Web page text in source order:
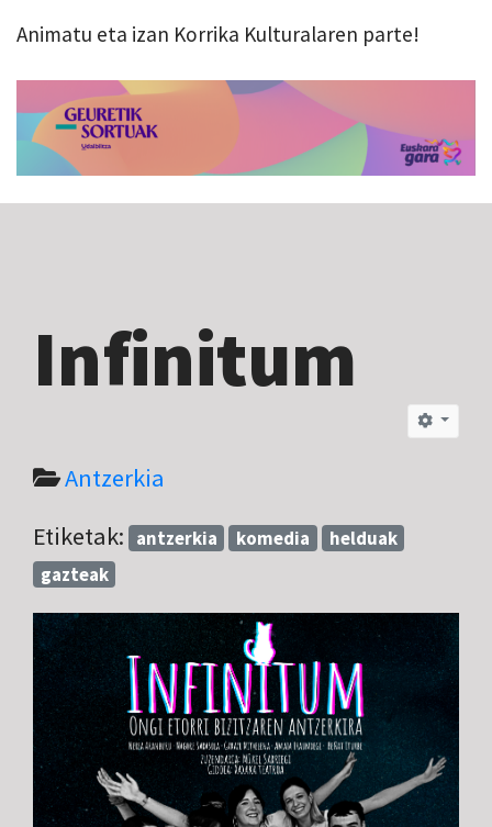
Animatu eta izan Korrika Kulturalaren parte!
Infinitum
Antzerkia
Etiketak: antzerkia komedia
helduak
gazteak